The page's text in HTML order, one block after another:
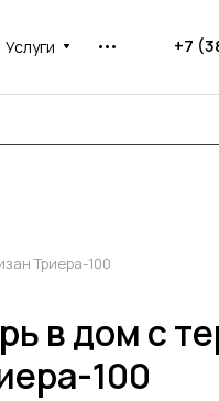
Услуги +7
Триера-100
в дом с
100